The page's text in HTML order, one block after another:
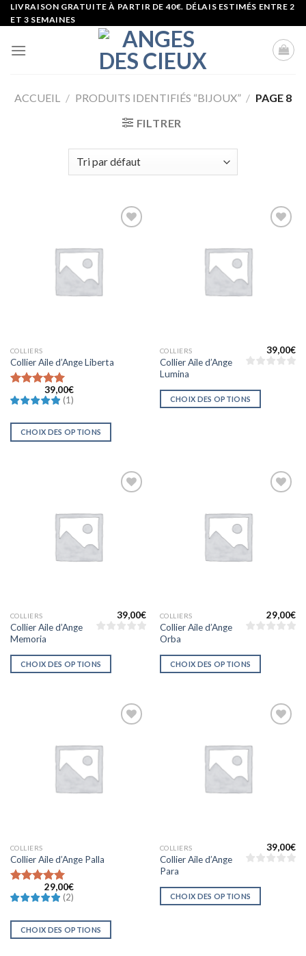
Skip
to
LIVRAISON GRATUITE À PARTIR DE 40€. DÉLAIS ESTIMÉS ENTRE 2
ET 3 SEMAINES
ACCUEIL / PRODUITS IDENTIFIÉS “BIJOUX” / PAGE 8
FILTRER
COLLIERS
Collier Aile d’Ange Liberta
Note 5sur
5
39,00€
(1)
CHOIX DES OPTIONS
COLLIERS
Collier Aile d’Ange
Lumina
39,00€
CHOIX DES OPTIONS
COLLIERS
Collier Aile d’Ange
Memoria
39,00€
CHOIX DES OPTIONS
COLLIERS
Collier Aile d’Ange
Orba
29,00€
CHOIX DES OPTIONS
COLLIERS
Collier Aile d’Ange Palla
Note 5sur
5
29,00€
(2)
CHOIX DES OPTIONS
COLLIERS
Collier Aile d’Ange
Para
39,00€
CHOIX DES OPTIONS